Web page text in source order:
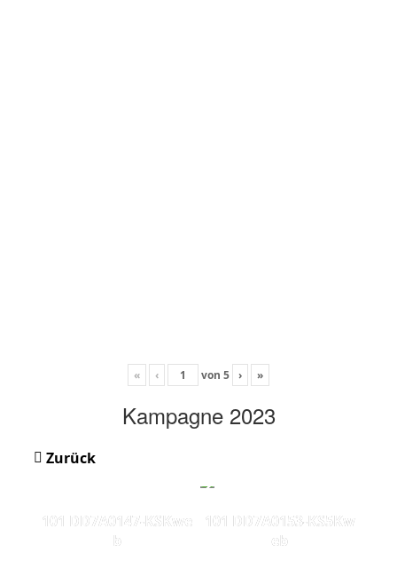
« ‹ von 5 › »
Kampagne 2023
Zurück
101 DD7A0147-KSKwe
b
101 DD7A0153-KS5Kw
eb